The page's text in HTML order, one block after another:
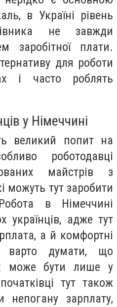
в Україні рівень
не завжди
заробітної плати.
для роботи
і часто роблять
у Німеччині
великий попит на
роботодавці
майстрів з
можуть тут заробити
в Німеччині
українців, адже тут
а й комфортні
думати, що
може бути лише у
тут також
непогану зарплату,